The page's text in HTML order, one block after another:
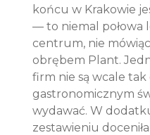
końcu w Krakowie
— to niemal połowa
centrum, nie
obrębem Plant.
firm nie są wcale tak
gastronomicznym
wydawać. W
zestawieniu